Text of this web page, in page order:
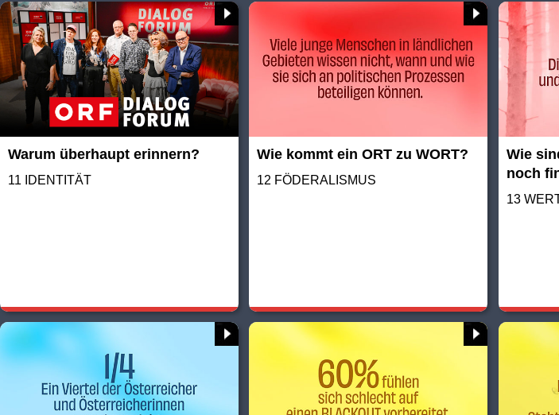
Warum überhaupt erinnern?
11 IDENTITÄT
Wie kommt ein ORT zu WORT?
12 FÖDERALISMUS
Wie
noch
13